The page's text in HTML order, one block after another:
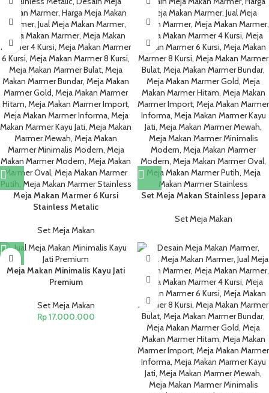
Meja Makan Marmer 6 Kursi
Stainless Metalic
Set Meja Makan
Set Meja Makan Stainless Jepara
Set Meja Makan
Meja Makan Minimalis Kayu Jati
Premium
Set Meja Makan
Rp17.000.000